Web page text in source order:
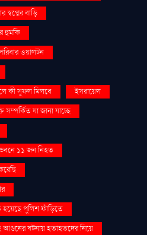
স্বপ্নের বাড়ি
হুমকি
ওয়ালটন
কী সুফল মিলবে
ইসরায়েল
সম্পর্কিত যা জানা যাচ্ছে
১১ জন নিহত
হয়েছে পুলিশ ফাঁড়িতে
আগুনের ঘটনায় হতাহতদের নিয়ে